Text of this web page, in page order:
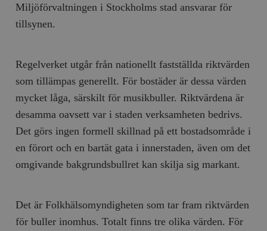
Miljöförvaltningen i Stockholms stad ansvarar för
tillsynen.
Regelverket utgår från nationellt fastställda riktvärden
som tillämpas generellt. För bostäder är dessa värden
mycket låga, särskilt för musikbuller. Riktvärdena är
desamma oavsett var i staden verksamheten bedrivs.
Det görs ingen formell skillnad på ett bostadsområde i
en förort och en bartät gata i innerstaden, även om det
omgivande bakgrundsbullret kan skilja sig markant.
Det är Folkhälsomyndigheten som tar fram riktvärden
för buller inomhus. Totalt finns tre olika värden. För